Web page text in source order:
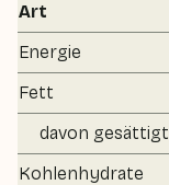
Art
Energie
Fett
davon gesättigt
Kohlenhydrate